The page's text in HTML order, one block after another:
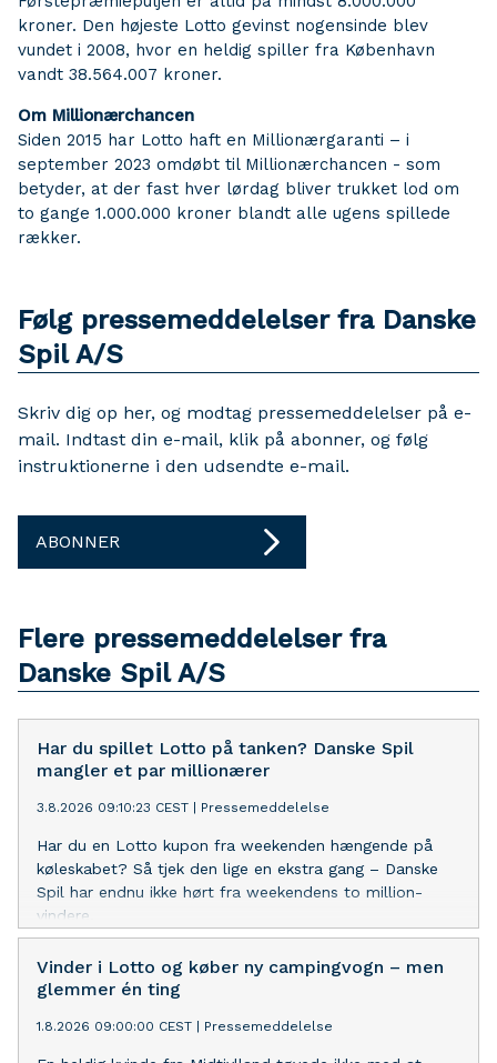
kroner. Den højeste Lotto gevinst nogensinde blev
vundet i 2008, hvor en heldig spiller fra København
vandt 38.564.007 kroner.
Om Millionærchancen
Siden 2015 har Lotto haft en Millionærgaranti – i
september 2023 omdøbt til Millionærchancen - som
betyder, at der fast hver lørdag bliver trukket lod om
to gange 1.000.000 kroner blandt alle ugens spillede
rækker.
Følg pressemeddelelser fra Danske
Spil A/S
Skriv dig op her, og modtag pressemeddelelser på e-
mail. Indtast din e-mail, klik på abonner, og følg
instruktionerne i den udsendte e-mail.
ABONNER
Flere pressemeddelelser fra
Danske Spil A/S
Har du spillet Lotto på tanken? Danske Spil
mangler et par millionærer
3.8.2026 09:10:23 CEST Pressemeddelelse
Har du en Lotto kupon fra weekenden hængende på
køleskabet? Så tjek den lige en ekstra gang – Danske
Spil har endnu ikke hørt fra weekendens to million-
vindere.
Vinder i Lotto og køber ny campingvogn – men
glemmer én ting
1.8.2026 09:00:00 CEST Pressemeddelelse